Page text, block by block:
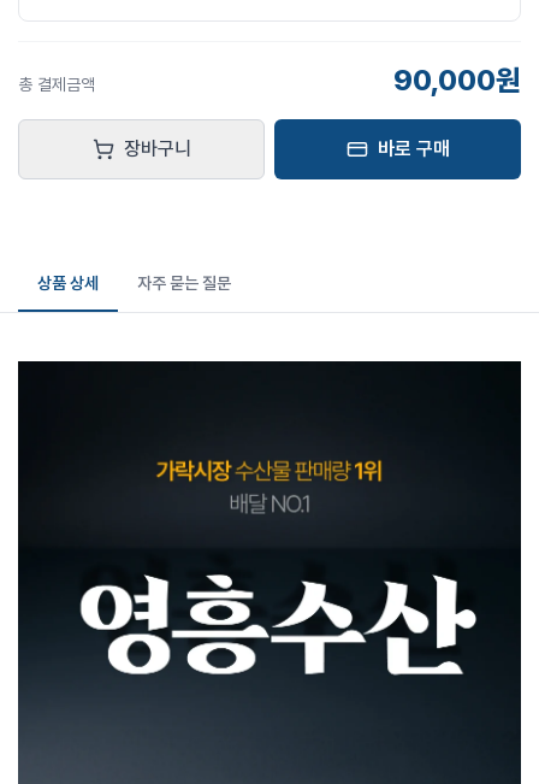
총 결제금액 90,000원
장바구니 바로 구매
상품 상세 자주 묻는 질문